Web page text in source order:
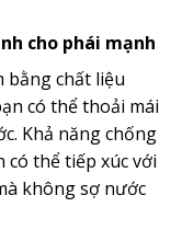
cho phái mạnh
bằng chất liệu
có thể thoải mái
Khả năng chống
có thể tiếp xúc với
không sợ nước